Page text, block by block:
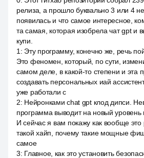
релиза, а прошло буквально 3 или 4
появилась и что самое интересное,
та самая, которая изобрела чат gpt и
купи.
1 : Эту программу, конечно же, речь
Это феномен, который, по сути,
самом деле, в какой-то степени и эта
создавать персональных иай
уже работали с
2: Нейронками chat gpt клод дипси.
программа выводит на новый уровень
И сейчас я вам покажу как вообще это
такой хайп, почему такие мощные
самое
3: Главное, как это установить